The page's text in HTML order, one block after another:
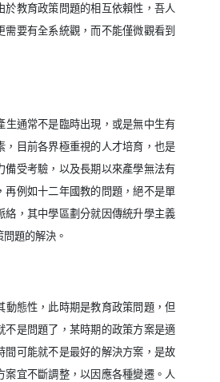
於教育政策問題的相互依賴性，吾人
需要有全系統觀，而不能僅微觀看到
生通常不是臨時出現，或是無中生有
，目前各界極重視的人才培育，也是
備受考驗，以及長期以來產學無法有
再例如十二年國教的問題，絕不是單
絡，其中學區劃分就因傳統升學主義
題的解決。
動態性，此時期是教育政策問題，但
不是問題了，某時期的政策方案是適
間可能就不是最好的解決方案，是故
案宜不斷調整，以因應各種變遷。人